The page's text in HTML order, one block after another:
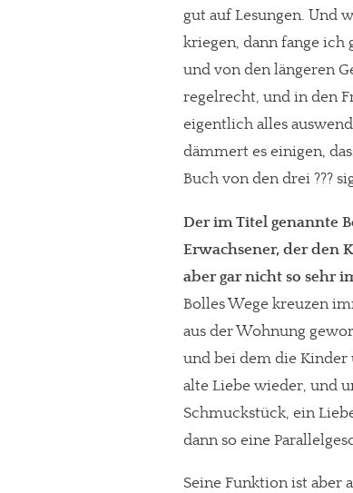
Paypal -
JETZT SPENDEN
gut auf Lesungen. Und
kriegen, dann fange ich
und von den längeren
regelrecht, und in den
eigentlich alles
dämmert es einigen,
Buch von den drei ???
Der im Titel genannte
Erwachsener, der den
aber gar nicht so sehr
Bolles Wege kreuzen
aus der Wohnung
und bei dem die Kinder
alte Liebe wieder, und
Schmuckstück, ein
dann so eine
Seine Funktion ist aber